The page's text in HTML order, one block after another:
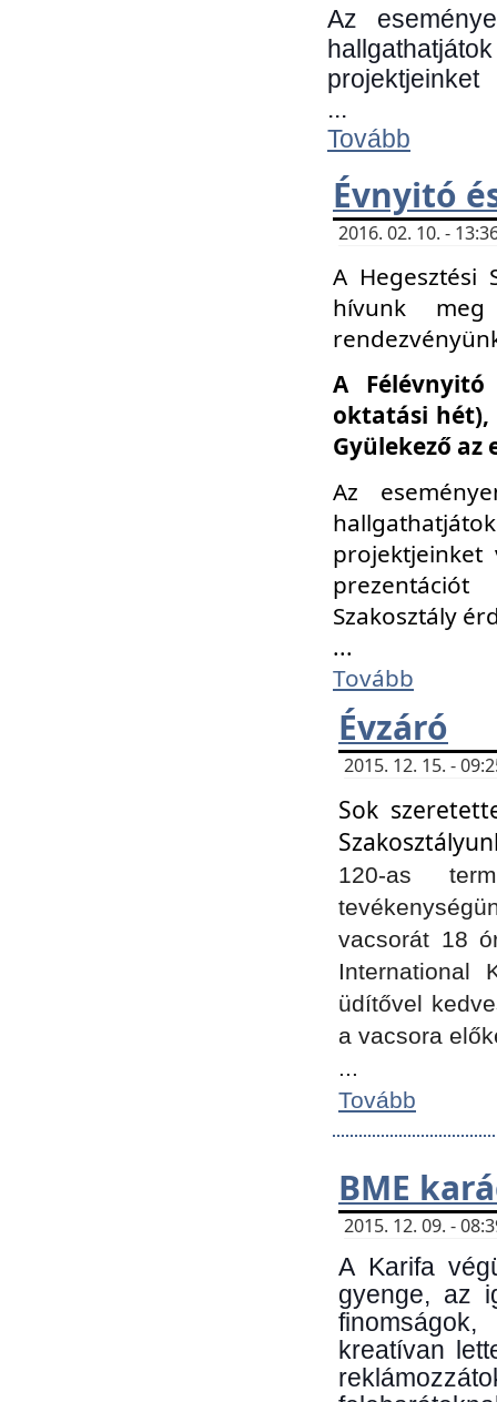
Az
projektjeinket
...
Tovább
Évnyitó
2016. 02. 10. -
A Hegesztési
hívunk
A
oktatási hét),
Gyülekező az
Az
Szakosztály
...
Tovább
Évzáró
2015. 12. 15. -
Sok
120-as
vacsorát 18
International
üdítővel
a vacsora
...
Tovább
BME
2015. 12. 09. -
A Karifa
gyenge, az
kreatívan